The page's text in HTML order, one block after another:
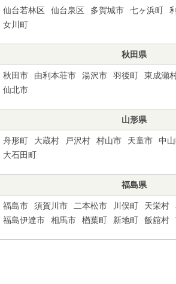
仙台若林区
仙台泉区 多賀城市 七ヶ浜町
女川町
秋田県
秋田市 由利本荘市 湯沢市 羽後町 東成瀬
仙北市
山形県
舟形町 大蔵村 戸沢村 村山市 天童市 中
大石田町
福島県
福島市 須賀川市 二本松市 川俣町 天栄村
福島伊達市
相馬市 楢葉町 新地町 飯舘村